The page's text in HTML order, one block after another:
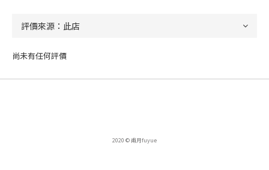
尚未有任何評價
2020 © 甫月fuyue